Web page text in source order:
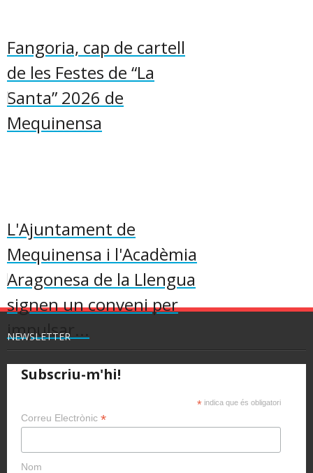
Fangoria, cap de cartell
de les Festes de “La
Santa” 2026 de
Mequinensa
L'Ajuntament de
Mequinensa i l'Acadèmia
Aragonesa de la Llengua
signen un conveni per
impulsar...
NEWSLETTER
Subscriu-m'hi!
* indica que és obligatori
Correu Electrònic *
Nom